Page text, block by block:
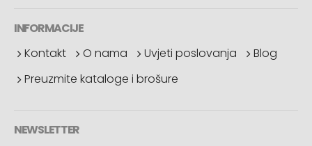
INFORMACIJE
Kontakt
O nama Uvjeti poslovanja
Blog
Preuzmite kataloge i brošure
NEWSLETTER